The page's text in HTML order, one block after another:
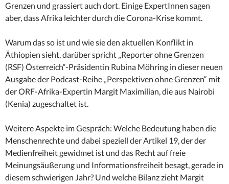
Grenzen und grassiert auch dort. Einige ExpertInnen sagen
aber, dass Afrika leichter durch die Corona-Krise kommt.
Warum das so ist und wie sie den aktuellen Konflikt in
Äthiopien sieht, darüber spricht „Reporter ohne Grenzen
(RSF) Österreich“-Präsidentin Rubina Möhring in dieser neuen
Ausgabe der Podcast-Reihe „Perspektiven ohne Grenzen“ mit
der ORF-Afrika-Expertin Margit Maximilian, die aus Nairobi
(Kenia) zugeschaltet ist.
Weitere Aspekte im Gespräch: Welche Bedeutung haben die
Menschenrechte und dabei speziell der Artikel 19, der der
Medienfreiheit gewidmet ist und das Recht auf freie
Meinungsäußerung und Informationsfreiheit besagt, gerade in
diesem schwierigen Jahr? Und welche Bilanz zieht Margit